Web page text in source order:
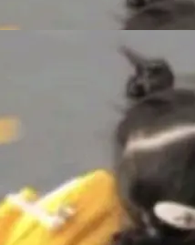
。这些后
TENT。
T
非零拷贝
底层基
腾讯网平将
能通信组
中实现了一
研发场景的
卓越的技术
有化部署，
越多企业已
用公有云模
。但随着 AI
智能
2025年人工
人工智能在
行业赋能、